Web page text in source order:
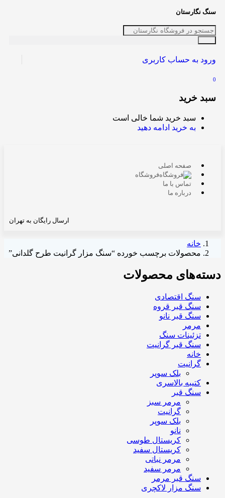
سنگ نگارستان
ورود به حساب کاربری
0
سبد خرید
سبد خرید شما خالی است
به خرید ادامه دهید
صفحه اصلی
فروشگاه
تماس با ما
درباره ما
ارسال رایگان به تهران
خانه
محصولات برچسب خورده “سنگ مزار گرانیت طرح گلدانی”
دسته‌های محصولات
سنگ اقتصادی
سنگ قبر قروه
سنگ قبر نانو
مرمر
تزئینات سنگ
سنگ قبر گرانیت
خانه
گرانیت
بلک سوپر
کتیبه بالاسری
سنگ قبر
مرمر سبز
گرانیت
بلک سوپر
نانو
کریستال طوسی
کریستال سفید
مرمر نباتی
مرمر سفید
سنگ قبر مرمر
سنگ مزار لاکچری